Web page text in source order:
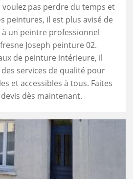
voulez pas perdre du temps et
peintures, il est plus avisé de
un peintre professionnel
Joseph peinture 02.
de peinture intérieure, il
services de qualité pour
et accessibles à tous. Faites
dès maintenant.